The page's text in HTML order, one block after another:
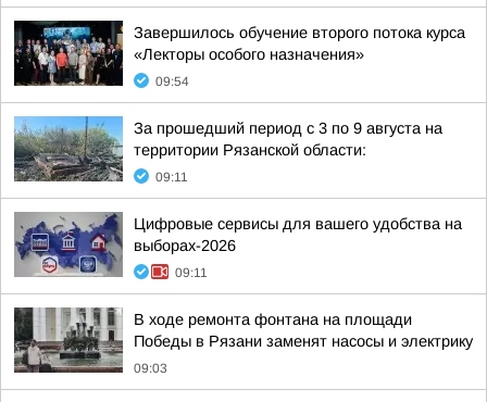
Завершилось обучение второго потока курса
«Лекторы особого назначения»
09:54
За прошедший период с 3 по 9 августа на
территории Рязанской области:
09:11
Цифровые сервисы для вашего удобства на
выборах-2026
09:11
В ходе ремонта фонтана на площади
Победы в Рязани заменят насосы и электрику
09:03